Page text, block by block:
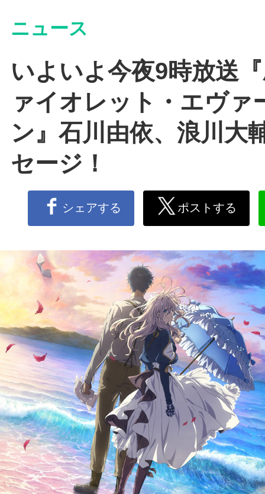
ニュース
いよいよ今夜9時放送
ァイオレット・エヴァ
ン』石川由依、浪川大
セージ！
シェアする ポストする